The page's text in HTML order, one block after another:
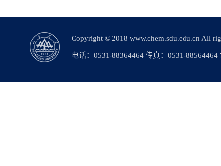
Copyright © 2018 www.chem.sdu.edu.cn All
电话：0531-88364464 传真：0531-